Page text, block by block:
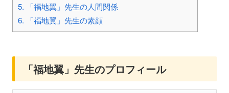
5. 「福地翼」先生の人間関係
6. 「福地翼」先生の素顔
「福地翼」先生のプロフィール